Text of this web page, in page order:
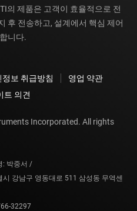
의 제품은 고객이 효율적으로 전
후 전송하고, 설계에서 핵심 제어
니다.
정보 취급방침
영업 약관
트 의견
Incorporated. All rights
: 박중서 /
강남구 영동대로 511 삼성동 무역센
32297